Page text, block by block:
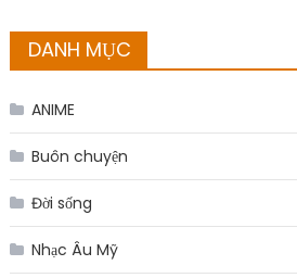
DANH MỤC
ANIME
Buôn chuyện
Đời sống
Nhạc Âu Mỹ